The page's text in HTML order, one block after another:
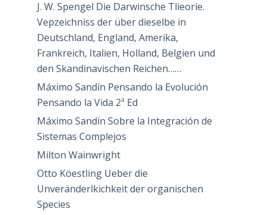
J. W. Spengel Die Darwinsche Tlieorie.
Vepzeichniss der über dieselbe in
Deutschland, England, Amerika,
Frankreich, Italien, Holland, Belgien und
den Skandinavischen Reichen……
Máximo Sandín Pensando la Evolución
Pensando la Vida 2ª Ed
Máximo Sandín Sobre la Integración de
Sistemas Complejos
Milton Wainwright
Otto Köestling Ueber die
Unveränderlkichkeit der organischen
Species